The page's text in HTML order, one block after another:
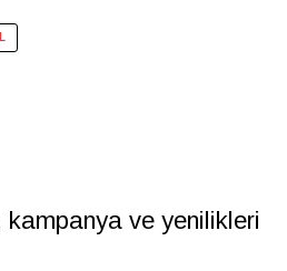
kampanya ve yenilikleri